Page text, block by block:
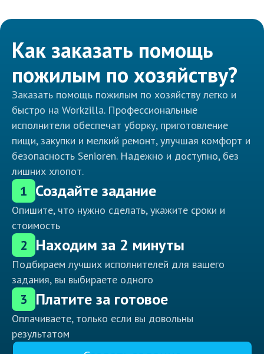
Как заказать помощь
пожилым по хозяйству?
Заказать помощь пожилым по хозяйству легко и
быстро на Workzilla. Профессиональные
исполнители обеспечат уборку, приготовление
пищи, закупки и мелкий ремонт, улучшая комфорт и
безопасность Senioren. Надежно и доступно, без
лишних хлопот.
1 Создайте задание
Опишите, что нужно сделать, укажите сроки и
стоимость
2 Находим за 2 минуты
Подбираем лучших исполнителей для вашего
задания, вы выбираете одного
3 Платите за готовое
Оплачиваете, только если вы довольны
результатом